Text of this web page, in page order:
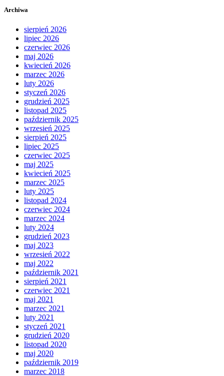
Archiwa
sierpień 2026
lipiec 2026
czerwiec 2026
maj 2026
kwiecień 2026
marzec 2026
luty 2026
styczeń 2026
grudzień 2025
listopad 2025
październik 2025
wrzesień 2025
sierpień 2025
lipiec 2025
czerwiec 2025
maj 2025
kwiecień 2025
marzec 2025
luty 2025
listopad 2024
czerwiec 2024
marzec 2024
luty 2024
grudzień 2023
maj 2023
wrzesień 2022
maj 2022
październik 2021
sierpień 2021
czerwiec 2021
maj 2021
marzec 2021
luty 2021
styczeń 2021
grudzień 2020
listopad 2020
maj 2020
październik 2019
marzec 2018